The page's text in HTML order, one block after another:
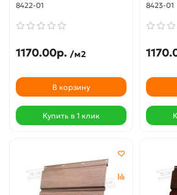
8422-01
1170.00р. /м2
В корзину
Купить в 1 клик
8423-01